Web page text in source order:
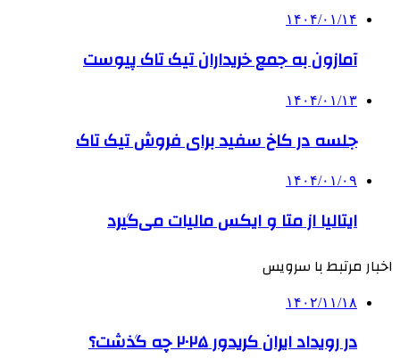
۱۴۰۴/۰۱/۱۴
آمازون به جمع خریداران تیک تاک پیوست
۱۴۰۴/۰۱/۱۳
جلسه در کاخ سفید برای فروش تیک تاک
۱۴۰۴/۰۱/۰۹
ایتالیا از متا و ایکس مالیات می‌گیرد
اخبار مرتبط با سرویس
۱۴۰۲/۱۱/۱۸
در رویداد ایران کریدور ۲۰۲۵ چه گذشت؟